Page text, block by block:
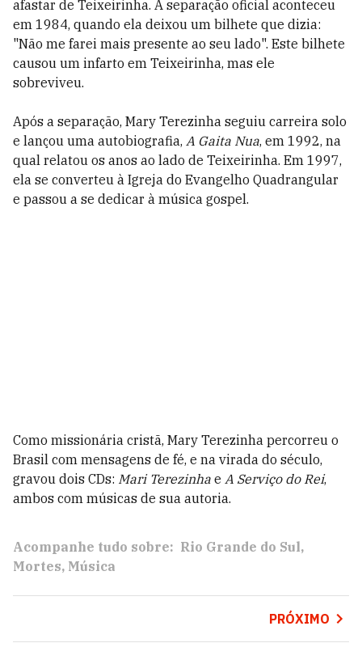
afastar de Teixeirinha. A separação oficial aconteceu
em 1984, quando ela deixou um bilhete que dizia:
"Não me farei mais presente ao seu lado". Este bilhete
causou um infarto em Teixeirinha, mas ele
sobreviveu.
Após a separação, Mary Terezinha seguiu carreira solo
e lançou uma autobiografia, A Gaita Nua, em 1992, na
qual relatou os anos ao lado de Teixeirinha. Em 1997,
ela se converteu à Igreja do Evangelho Quadrangular
e passou a se dedicar à música gospel.
Como missionária cristã, Mary Terezinha percorreu o
Brasil com mensagens de fé, e na virada do século,
gravou dois CDs: Mari Terezinha e A Serviço do Rei,
ambos com músicas de sua autoria.
Acompanhe tudo sobre: Rio Grande do Sul
Mortes Música
PRÓXIMO